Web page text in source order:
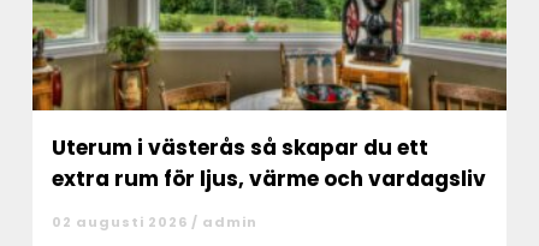
Uterum i västerås så skapar du ett
extra rum för ljus, värme och vardagsliv
02 augusti 2026 / admin